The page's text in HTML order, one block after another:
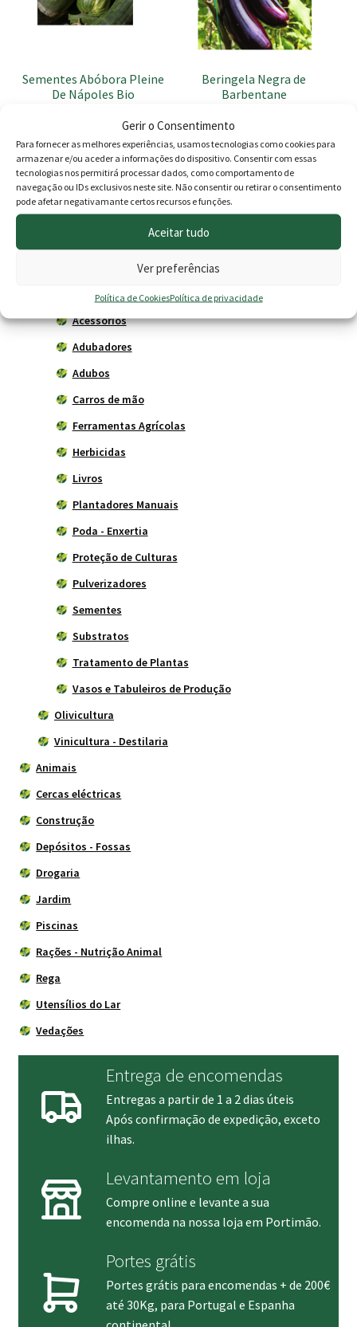
Gerir o Consentimento
Para fornecer as melhores experiências, usamos tecnologias como cookies para
armazenar e/ou aceder a informações do dispositivo. Consentir com essas
tecnologias nos permitirá processar dados, como comportamento de
navegação ou IDs exclusivos neste site. Não consentir ou retirar o consentimento
pode afetar negativamante certos recursos e funções.
Aceitar tudo
Ver preferências
Política de CookiesPolítica de privacidade
Sementes Abóbora Pleine
De Nápoles Bio
Adicionar
Beringela Negra de
Barbentane
1.49
Adicionar
Acessórios
Adubadores
Adubos
Carros de mão
Ferramentas Agrícolas
Herbicidas
Livros
Plantadores Manuais
Poda - Enxertia
Proteção de Culturas
Pulverizadores
Sementes
Substratos
Tratamento de Plantas
Vasos e Tabuleiros de Produção
Olivicultura
Vinicultura - Destilaria
Animais
Cercas eléctricas
Construção
Depósitos - Fossas
Drogaria
Jardim
Piscinas
Rações - Nutrição Animal
Rega
Utensílios do Lar
Vedações
Entrega de encomendas
Entregas a partir de 1 a 2 dias úteis
Após confirmação de expedição, exceto
ilhas.
Levantamento em loja
Compre online e levante a sua
encomenda na nossa loja em Portimão.
Portes grátis
Portes grátis para encomendas + de 200€
até 30Kg, para Portugal e Espanha